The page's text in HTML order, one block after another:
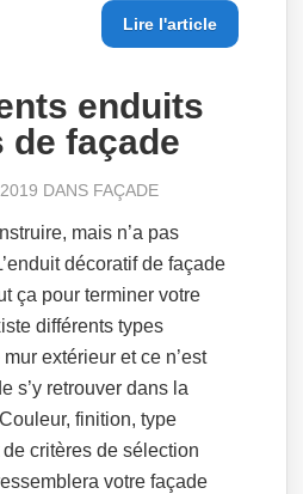
Lire l'article
enduits
façade
DANS FAÇADE
mais n’a pas
décoratif de façade
ça pour terminer votre
différents types
extérieur et ce n’est
s’y retrouver dans la
finition, type
critères de sélection
votre façade